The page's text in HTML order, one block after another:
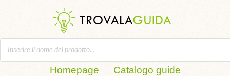
Homepage
Catalogo guide